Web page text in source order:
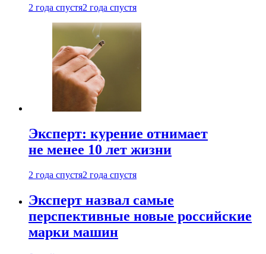
2 года спустя2 года спустя
Эксперт: курение отнимает
не менее 10 лет жизни
2 года спустя2 года спустя
Эксперт назвал самые
перспективные новые российские
марки машин